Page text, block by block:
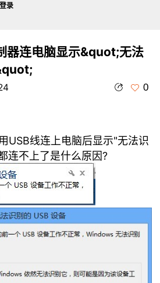
器连电脑显示&quot;无法
0
USB线连上电脑后显示"无法识
连不上了是什么原因?
登录